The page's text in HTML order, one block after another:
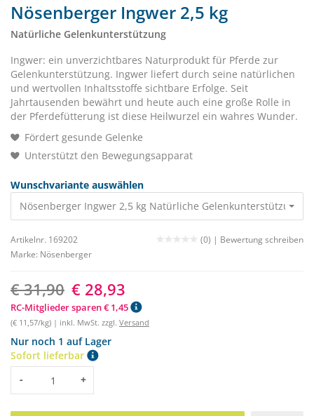
Nösenberger Ingwer 2,5 kg
Natürliche Gelenkunterstützung
Ingwer: ein unverzichtbares Naturprodukt für Pferde zur
Gelenkunterstützung. Ingwer liefert durch seine natürlichen
und wertvollen Inhaltsstoffe sichtbare Erfolge. Seit
Jahrtausenden bewährt und heute auch eine große Rolle in
der Pferdefütterung ist diese Heilwurzel ein wahres Wunder.
Fördert gesunde Gelenke
Unterstützt den Bewegungsapparat
Wunschvariante auswählen
Nösenberger Ingwer 2,5 kg Natürliche Gelenkunterstützung
Artikelnr. 169202 (0) | Bewertung schreiben
Marke: Nösenberger
€ 31,90 € 28,93
RC-Mitglieder sparen € 1,45
(€ 11,57/kg) | inkl. MwSt. zzgl. Versand
Nur noch 1 auf Lager
Sofort lieferbar
Menge
- +